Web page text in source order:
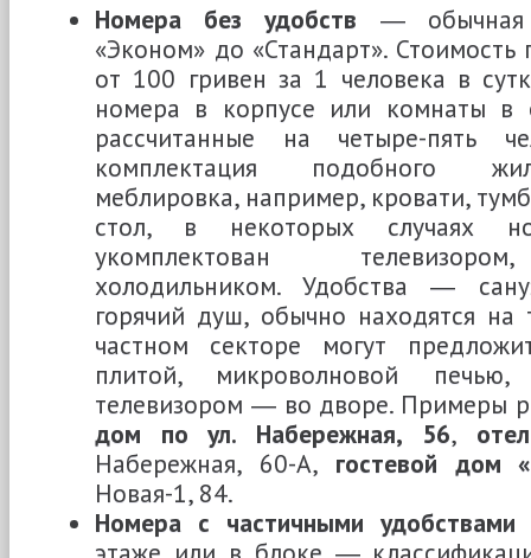
Номера без удобств ― обычная
«Эконом» до «Стандарт». Стоимость
от 100 гривен за 1 человека в
номера в корпусе или комнаты в
рассчитанные на четыре-пять
комплектация подобного
меблировка, например, кровати,
стол, в некоторых случаях
укомплектован
холодильником. Удобства ―
горячий душ, обычно находятся на
частном секторе могут
плитой, микроволновой
телевизором ― во дворе. Примеры
дом по ул. Набережная, 56,
Набережная, 60-А, гостевой дом
Новая-1, 84.
Номера с частичными удобствами